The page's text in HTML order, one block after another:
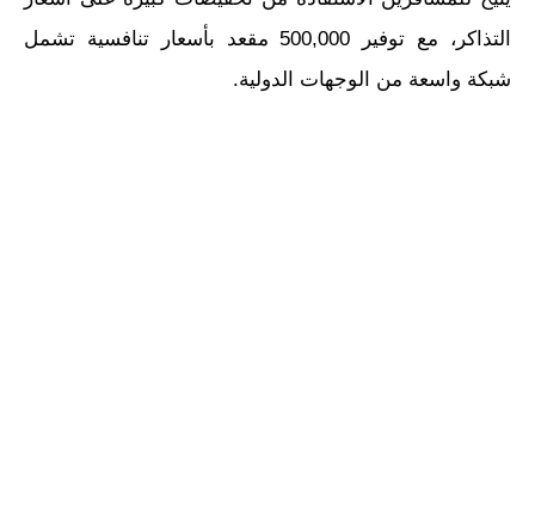
التذاكر، مع توفير 500,000 مقعد بأسعار تنافسية تشمل
شبكة واسعة من الوجهات الدولية.